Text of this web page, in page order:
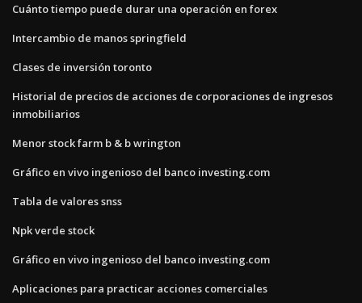
Cuánto tiempo puede durar una operación en forex
Intercambio de manos springfield
Clases de inversión toronto
Historial de precios de acciones de corporaciones de ingresos
inmobiliarios
Menor stock farm b & b wrington
Gráfico en vivo ingenioso del banco investing.com
Tabla de valores snss
Npk verde stock
Gráfico en vivo ingenioso del banco investing.com
Aplicaciones para practicar acciones comerciales